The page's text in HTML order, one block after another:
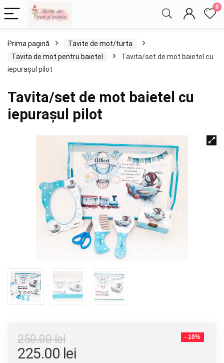
0
Prima pagină
Tavite de mot/turta
Tavita de mot pentru baietel
Tavita/set de mot baietel cu
iepurașul pilot
Tavita/set de mot baietel cu
iepurașul pilot
- 10%
250.00lei
Prețul
225.00 lei